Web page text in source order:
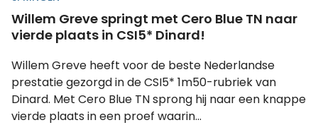
Willem Greve springt met Cero Blue TN naar
vierde plaats in CSI5* Dinard!
Willem Greve heeft voor de beste Nederlandse
prestatie gezorgd in de CSI5* 1m50-rubriek van
Dinard. Met Cero Blue TN sprong hij naar een knappe
vierde plaats in een proef waarin...